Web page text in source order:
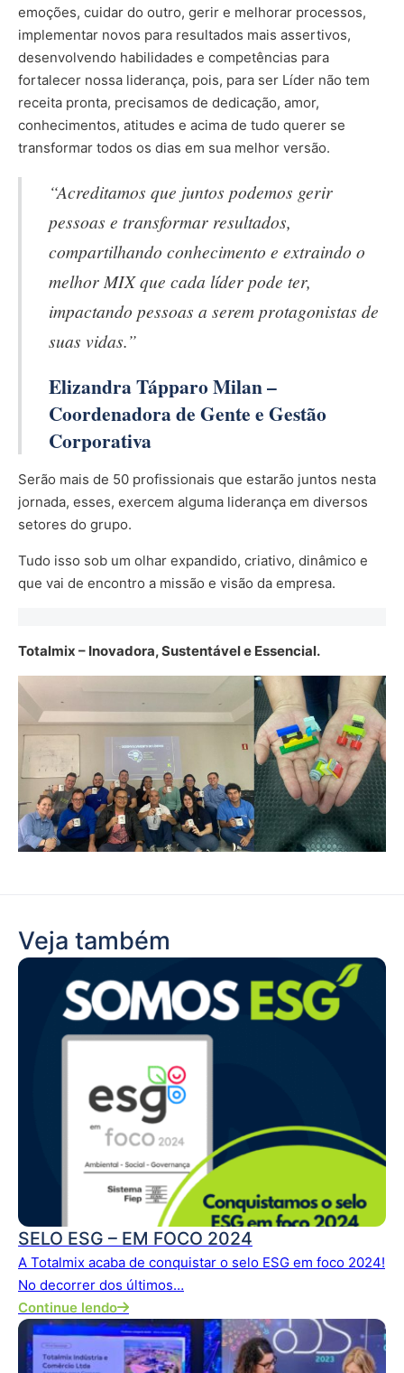
emoções, cuidar do outro, gerir e melhorar processos,
implementar novos para resultados mais assertivos,
desenvolvendo habilidades e competências para
fortalecer nossa liderança, pois, para ser Líder não tem
receita pronta, precisamos de dedicação, amor,
conhecimentos, atitudes e acima de tudo querer se
transformar todos os dias em sua melhor versão.
“Acreditamos que juntos podemos gerir
pessoas e transformar resultados,
compartilhando conhecimento e extraindo o
melhor MIX que cada líder pode ter,
impactando pessoas a serem protagonistas de
suas vidas.”
Elizandra Tápparo Milan –
Coordenadora de Gente e Gestão
Corporativa
Serão mais de 50 profissionais que estarão juntos nesta
jornada, esses, exercem alguma liderança em diversos
setores do grupo.
Tudo isso sob um olhar expandido, criativo, dinâmico e
que vai de encontro a missão e visão da empresa.
Totalmix – Inovadora, Sustentável e Essencial.
Veja também
SELO ESG – EM FOCO 2024
A Totalmix acaba de conquistar o selo ESG em foco 2024!
No decorrer dos últimos…
Continue lendo